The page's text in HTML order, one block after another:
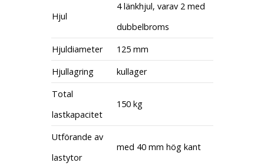
Hjul
4 länkhjul, varav 2 med
dubbelbroms
Hjuldiameter
125 mm
Hjullagring
kullager
Total
lastkapacitet
150 kg
Utförande av
lastytor
med 40 mm hög kant